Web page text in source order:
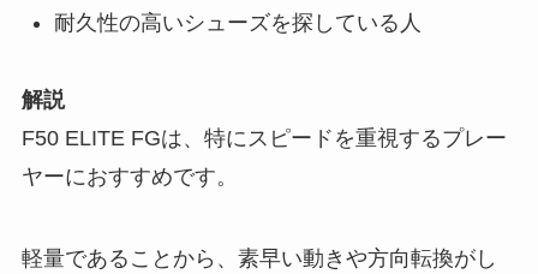
耐久性の高いシューズを探している人
解説
F50 ELITE FGは、特にスピードを重視するプレー
ヤーにおすすめです。
軽量であることから、素早い動きや方向転換がし